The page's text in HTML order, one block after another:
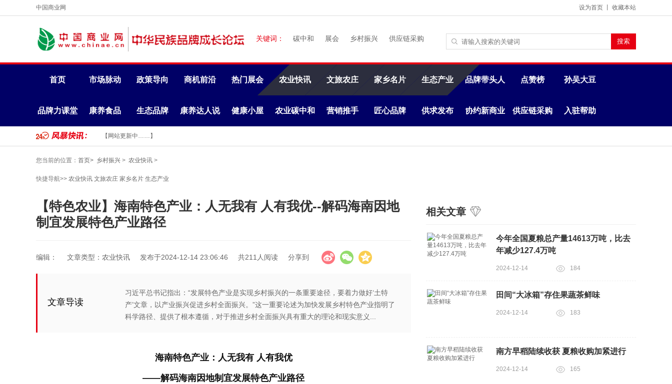
中国商业网 设为首页 收藏本站
关键词： 碳中和 展会 乡村振兴 供应链采购
首页 市场脉动 政策导向 商机前沿 热门展会 农业快讯 文旅农庄 家乡名片 生态产业 品牌带头人 点赞榜 孙吴大豆
品牌力课堂 康养食品 生态品牌 康养达人说 健康小屋 农业碳中和 营销推手 匠心品牌 供求发布 协约新商业 供应链采购 入驻帮助
【网站更新中……】
您当前的位置： 首页> 乡村振兴 > 农业快讯 >
快捷导航>> 农业快讯 文旅农庄 家乡名片 生态产业
【特色农业】海南特色产业：人无我有 人有我优--解码海南因地
制宜发展特色产业路径
编辑： 文章类型：农业快讯 发布于2024-12-14 23:06:46 共211人阅读 分享到
文章导读
习近平总书记指出：“发展特色产业是实现乡村振兴的一条重要途径，要着力做好‘土特
产’文章，以产业振兴促进乡村全面振兴。”这一重要论述为加快发展乡村特色产业指明了
科学路径、提供了根本遵循，对于推进乡村全面振兴具有重大的理论和现实意义...
海南特色产业：人无我有 人有我优
——解码海南因地制宜发展特色产业路径
相关文章
今年全国夏粮总产量14613万吨，比去
年减少127.4万吨
2024-12-14 184
田间“大冰箱”存住果蔬茶鲜味
2024-12-14 183
南方早稻陆续收获 夏粮收购加紧进行
2024-12-14 165